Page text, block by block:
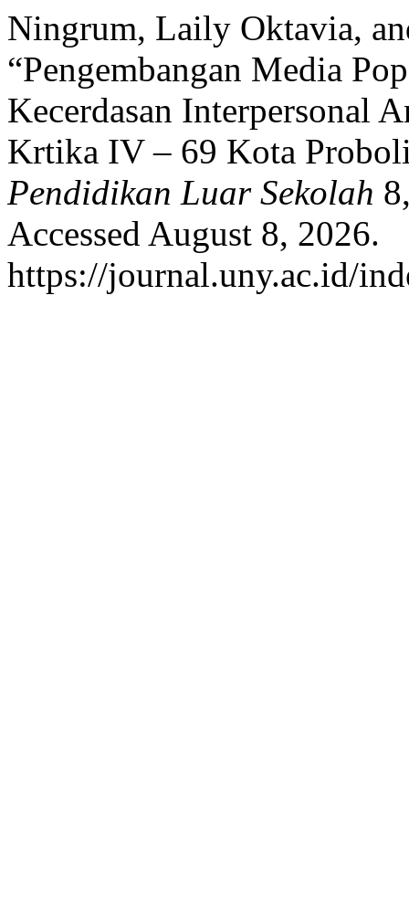
Ningrum, Laily Oktavia,
“Pengembangan Media
Kecerdasan Interpersonal
Krtika IV – 69 Kota
Pendidikan Luar Sekolah
Accessed August 8, 2026.
https://journal.uny.ac.id/